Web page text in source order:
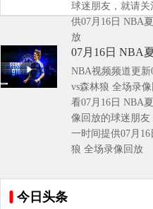
球迷朋友，就请关
供07月16日 NBA
放
07月16日 NBA
场录像回放
NBA视频频道更
vs森林狼 全场录
看07月16日 NBA
像回放的球迷朋
一时间提供07月
狼 全场录像回放
今日头条